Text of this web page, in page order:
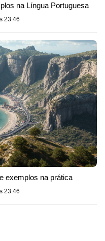
na Língua Portuguesa
23:46
exemplos na prática
23:46